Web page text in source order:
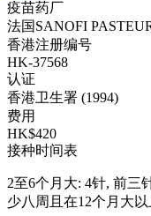
疫苗药厂
法国SANOFI
香港注册编号
HK-37568
认证
香港卫生署 (1994)
费用
HK$420
接种时间表
2至6个月大: 4针, 前三
少八周且在12个月大